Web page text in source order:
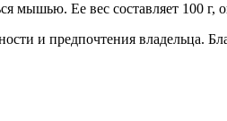
мышью. Ее вес составляет 100 г,
и предпочтения владельца.